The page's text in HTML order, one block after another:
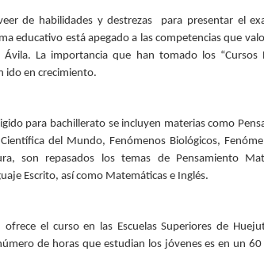
de habilidades y destrezas para presentar el
educativo está apegado a las competencias que
La importancia que han tomado los “Cursos
ido en crecimiento.
para bachillerato se incluyen materias como
del Mundo, Fenómenos Biológicos,
son repasados los temas de Pensamiento
Escrito, así como Matemáticas e Inglés.
el curso en las Escuelas Superiores de
de horas que estudian los jóvenes es en un